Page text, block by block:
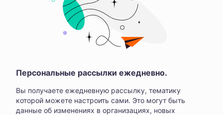
Персональные рассылки ежедневно.
Вы получаете ежедневную рассылку, тематику
которой можете настроить сами. Это могут быть
данные об изменениях в организациях, новых